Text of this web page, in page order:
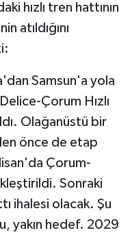
hızlı tren hattının
atıldığını
Samsun'a yola
Çorum Hızlı
Olağanüstü bir
önce de etap
Çorum-
Sonraki
ihalesi olacak. Şu
yakın hedef. 2029